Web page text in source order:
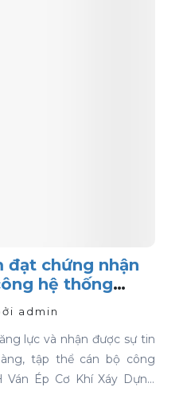
đạt chứng nhận
hệ thống
9001:2015
admin
lực và nhận được sự tin
tập thể cán bộ công
Ép Cơ Khí Xáy Dựng